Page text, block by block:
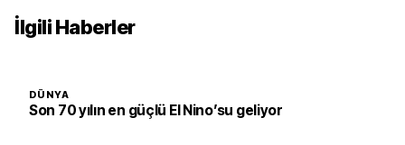
İlgili Haberler
DÜNYA
Son 70 yılın en güçlü El Nino’su geliyor